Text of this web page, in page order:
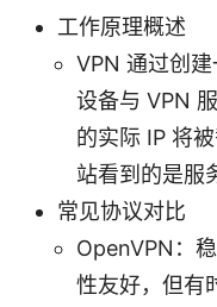
工作原理概述
VPN 通过创
设备与 VPN
的实际 IP 将
站看到的是服
常见协议对比
OpenVPN：
性友好，但有